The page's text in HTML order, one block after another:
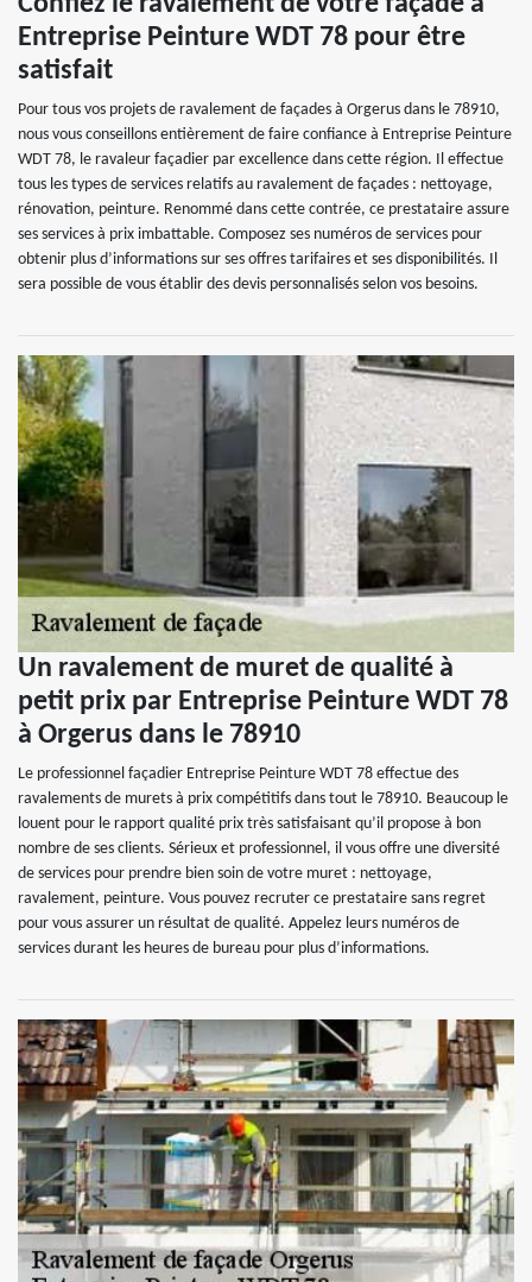
Entreprise Peinture WDT 78 pour être
satisfait
Pour tous vos projets de ravalement de façades à Orgerus dans le 78910,
nous vous conseillons entièrement de faire confiance à Entreprise Peinture
WDT 78, le ravaleur façadier par excellence dans cette région. Il effectue
tous les types de services relatifs au ravalement de façades : nettoyage,
rénovation, peinture. Renommé dans cette contrée, ce prestataire assure
ses services à prix imbattable. Composez ses numéros de services pour
obtenir plus d’informations sur ses offres tarifaires et ses disponibilités. Il
sera possible de vous établir des devis personnalisés selon vos besoins.
Un ravalement de muret de qualité à
petit prix par Entreprise Peinture WDT 78
à Orgerus dans le 78910
Le professionnel façadier Entreprise Peinture WDT 78 effectue des
ravalements de murets à prix compétitifs dans tout le 78910. Beaucoup le
louent pour le rapport qualité prix très satisfaisant qu’il propose à bon
nombre de ses clients. Sérieux et professionnel, il vous offre une diversité
de services pour prendre bien soin de votre muret : nettoyage,
ravalement, peinture. Vous pouvez recruter ce prestataire sans regret
pour vous assurer un résultat de qualité. Appelez leurs numéros de
services durant les heures de bureau pour plus d’informations.